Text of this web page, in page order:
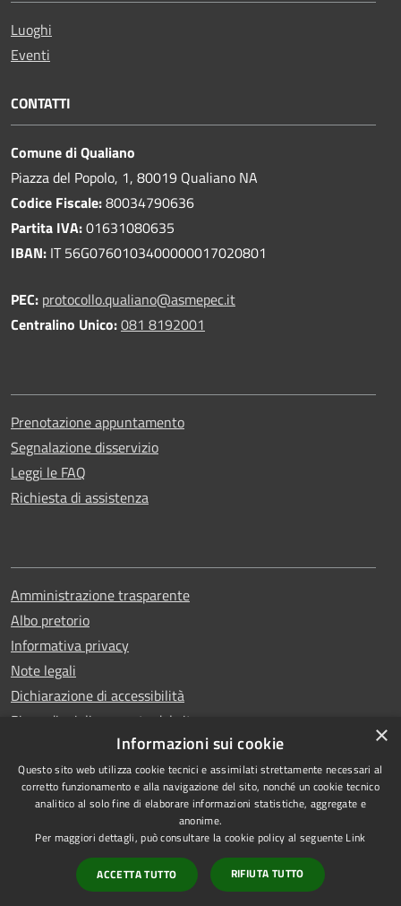
Luoghi
Eventi
CONTATTI
Comune di Qualiano
Piazza del Popolo, 1, 80019 Qualiano NA
Codice Fiscale:80034790636
Partita IVA:01631080635
IBAN: IT 56G0760103400000017020801
PEC: protocollo.qualiano@asmepec.it
Centralino Unico:081 8192001
Prenotazione appuntamento
Segnalazione disservizio
Leggi le FAQ
Richiesta di assistenza
Amministrazione trasparente
Albo pretorio
Informativa privacy
Note legali
Dichiarazione di accessibilità
Piano di miglioramento del sito
RSS
Accessibilità
Copyright © 2026 • Comune di
Qualiano • Powered by
Municipium•Accesso
redazione
×
Informazioni sui cookie
Questo sito web utilizza cookie tecnici e assimilati strettamente necessari al
corretto funzionamento e alla navigazione del sito, nonché un cookie tecnico
analitico al solo fine di elaborare informazioni statistiche, aggregate e
anonime.
Per maggiori dettagli, può consultare la cookie policy al seguente Link
ACCETTA TUTTO RIFIUTA TUTTO